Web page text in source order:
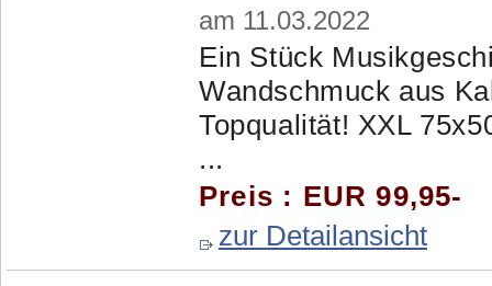
am 11.03.2022
Ein Stück
Wandschmuck aus
Topqualität! XXL
...
Preis : EUR 99,95-
zur Detailansicht